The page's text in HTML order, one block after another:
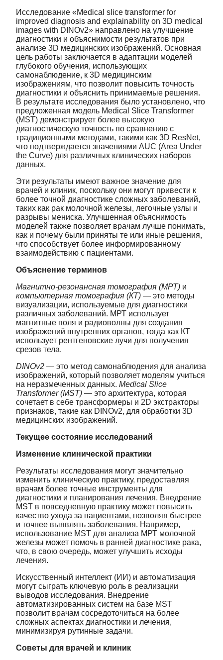
Исследование «Medical slice transformer for
improved diagnosis and explainability on 3D medical
images with DINOv2» направлено на улучшение
диагностики и объяснимости результатов при
анализе 3D медицинских изображений. Основная
цель работы заключается в адаптации моделей
глубокого обучения, использующих
самонаблюдение, к 3D медицинским
изображениям, что позволит повысить точность
диагностики и объяснить принимаемые решения.
В результате исследования было установлено, что
предложенная модель Medical Slice Transformer
(MST) демонстрирует более высокую
диагностическую точность по сравнению с
традиционными методами, такими как 3D ResNet,
что подтверждается значениями AUC (Area Under
the Curve) для различных клинических наборов
данных.
Эти результаты имеют важное значение для
врачей и клиник, поскольку они могут привести к
более точной диагностике сложных заболеваний,
таких как рак молочной железы, легочные узлы и
разрывы мениска. Улучшенная объяснимость
моделей также позволяет врачам лучше понимать,
как и почему были приняты те или иные решения,
что способствует более информированному
взаимодействию с пациентами.
Объяснение терминов
Магнитно-резонансная томография (МРТ) и
компьютерная томография (КТ) — это методы
визуализации, используемые для диагностики
различных заболеваний. МРТ использует
магнитные поля и радиоволны для создания
изображений внутренних органов, тогда как КТ
использует рентгеновские лучи для получения
срезов тела.
DINOv2 — это метод самонаблюдения для анализа
изображений, который позволяет моделям учиться
на неразмеченных данных. Medical Slice
Transformer (MST) — это архитектура, которая
сочетает в себе трансформеры и 2D экстракторы
признаков, такие как DINOv2, для обработки 3D
медицинских изображений.
Текущее состояние исследований
Изменение клинической практики
Результаты исследования могут значительно
изменить клиническую практику, предоставляя
врачам более точные инструменты для
диагностики и планирования лечения. Внедрение
MST в повседневную практику может повысить
качество ухода за пациентами, позволяя быстрее
и точнее выявлять заболевания. Например,
использование MST для анализа МРТ молочной
железы может помочь в ранней диагностике рака,
что, в свою очередь, может улучшить исходы
лечения.
Искусственный интеллект (ИИ) и автоматизация
могут сыграть ключевую роль в реализации
выводов исследования. Внедрение
автоматизированных систем на базе MST
позволит врачам сосредоточиться на более
сложных аспектах диагностики и лечения,
минимизируя рутинные задачи.
Советы для врачей и клиник